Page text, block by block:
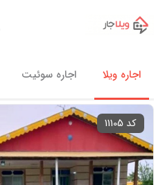
اجاره ویلا اجاره سوئیت
کد 11105